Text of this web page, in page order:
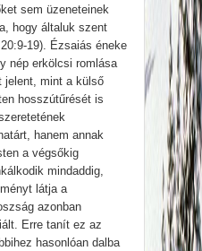
sem üzeneteinek
hogy általuk szent
19). Ézsaiás éneke
nép erkölcsi romlása
jelent, mint a külső
hosszútűrését is
hanem annak
a végsőkig
mindaddig,
látja a
azonban
Erre tanít ez az
hasonlóan dalba